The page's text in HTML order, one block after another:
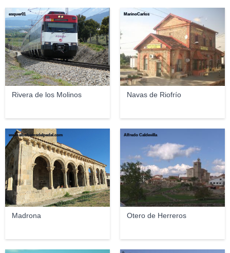
Rivera de los Molinos
esquer01
Navas de Riofrío
MarinoCarlos
Madrona
www.alucherosdelpedal.com
Otero de Herreros
Alfredo Caldevilla